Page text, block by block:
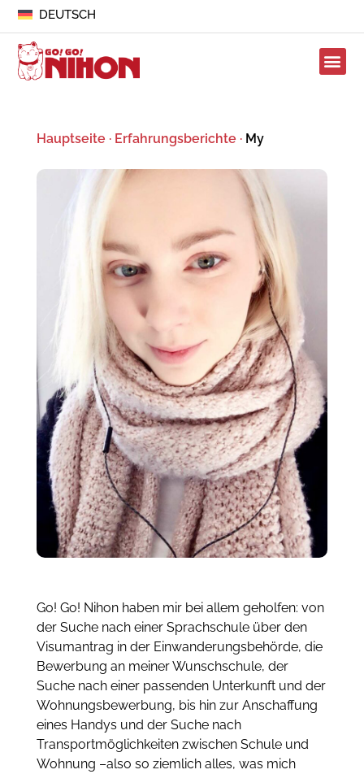
DEUTSCH
Hauptseite · Erfahrungsberichte · My
Go! Go! Nihon haben mir bei allem geholfen: von
der Suche nach einer Sprachschule über den
Visumantrag in der Einwanderungsbehörde, die
Bewerbung an meiner Wunschschule, der
Suche nach einer passenden Unterkunft und der
Wohnungsbewerbung, bis hin zur Anschaffung
eines Handys und der Suche nach
Transportmöglichkeiten zwischen Schule und
Wohnung –also so ziemlich alles, was mich